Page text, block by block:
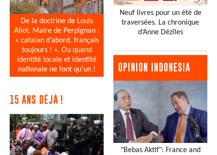
De la doctrine de Louis
Aliot, Maire de Perpignan :
« catalan d’abord, français
toujours ! ». Ou quand
identité locale et identité
nationale ne font qu’un !
15 ANS DÉJÀ !
Neuf livres pour un été de
traversées. La chronique
d’Anne Dézîles
OPINION INDONESIA
"Bebas Aktif": France and